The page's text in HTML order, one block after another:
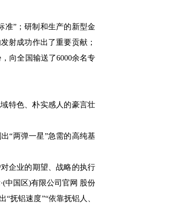
准”；研制和生产的新型金
射成功作出了重要贡献；
向全国输送了6000余名专
特色、朴实感人的豪言壮
“两弹一星”急需的高纯基
企业的期望、战略的执行
中国区)有限公司官网 股份
抚铝速度”“依靠抚铝人、